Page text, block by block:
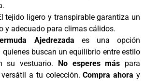
tejido ligero y transpirable garantiza un
y adecuado para climas cálidos.
Ajedrezada es una opción
buscan un equilibrio entre estilo
su vestuario. No esperes más para
versátil a tu colección.Compra ahora y